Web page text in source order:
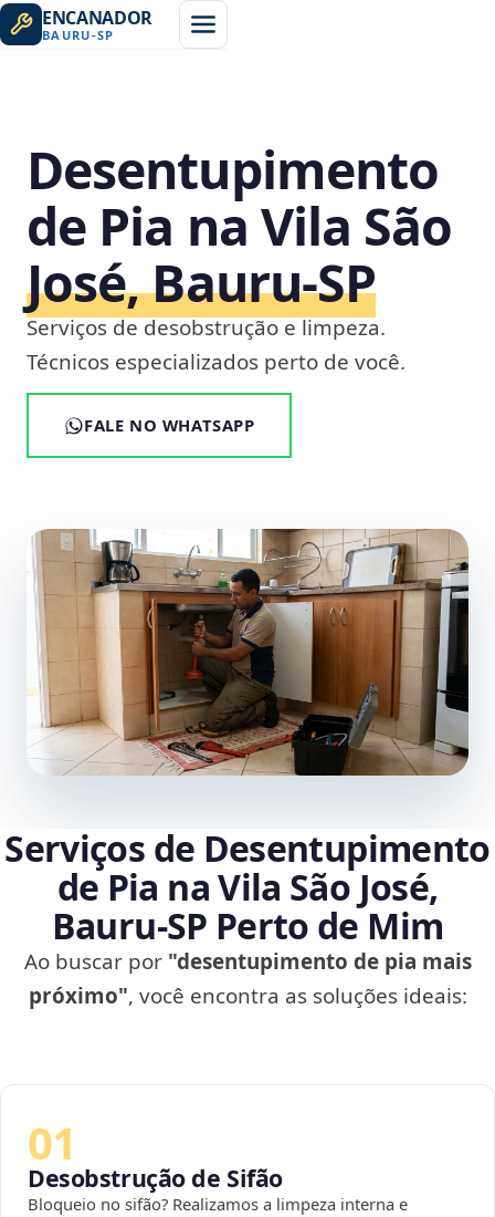
ENCANADOR
BAURU-SP
Desentupimento
de Pia na Vila São
José, Bauru‑SP
Serviços de desobstrução e limpeza.
Técnicos especializados perto de você.
FALE NO WHATSAPP
Serviços de Desentupimento
de Pia na Vila São José,
Bauru‑SP Perto de Mim
Ao buscar por "desentupimento de pia mais
próximo", você encontra as soluções ideais:
01
Desobstrução de Sifão
Bloqueio no sifão? Realizamos a limpeza interna e